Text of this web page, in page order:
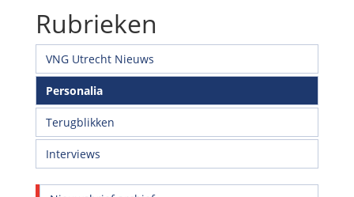
Rubrieken
VNG Utrecht Nieuws
Personalia
Terugblikken
Interviews